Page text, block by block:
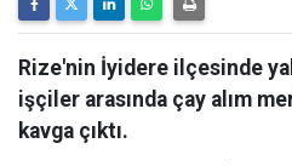
Rize'nin İyidere ilçesinde
işçiler arasında çay alım
kavga çıktı.